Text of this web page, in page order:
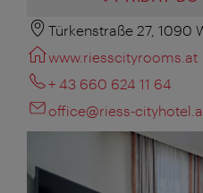
Türkenstraße 27, 1090
www.riesscityrooms.at
+ 43 660 624 11 64
office@riess-